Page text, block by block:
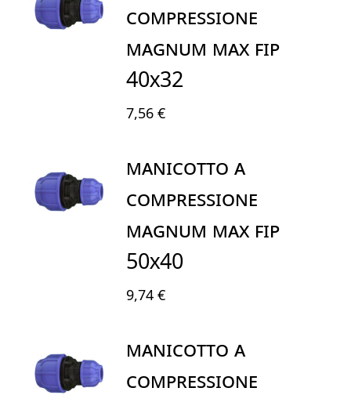
COMPRESSIONE
MAGNUM MAX FIP
40X32
7,56 €
MANICOTTO A
COMPRESSIONE
MAGNUM MAX FIP
50X40
9,74 €
MANICOTTO A
COMPRESSIONE